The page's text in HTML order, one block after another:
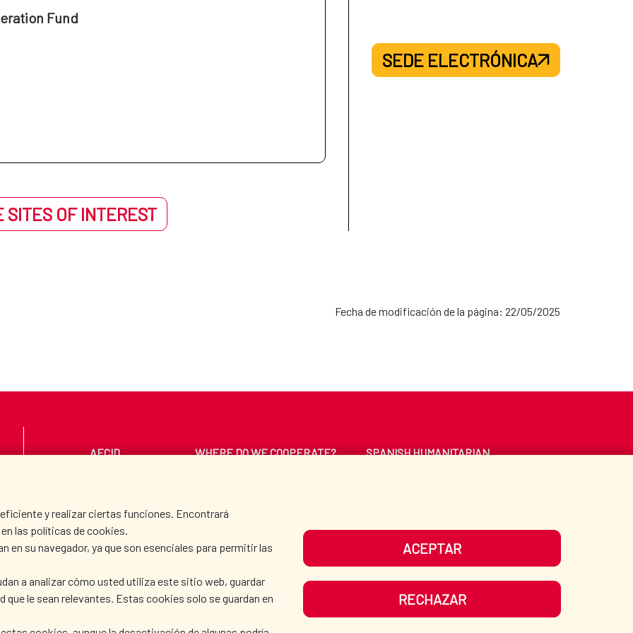
Fund
SITES OF INTEREST
SEDE ELECTRÓNICA
Fecha de modificación de la página: 22/05/2025
y realizar ciertas funciones. Encontrará
las políticas de cookies.
en su navegador, ya que son esenciales para permitir las
a analizar cómo usted utiliza este sitio web, guardar
le sean relevantes. Estas cookies solo se guardan en
ACEPTAR
RECHAZAR
AECID WHERE DO WE COOPERATE?
SPANISH HUMANITARIAN
PRESS ROOM CULTURE AND SCIENCE
OUR SOCIAL MEDIA